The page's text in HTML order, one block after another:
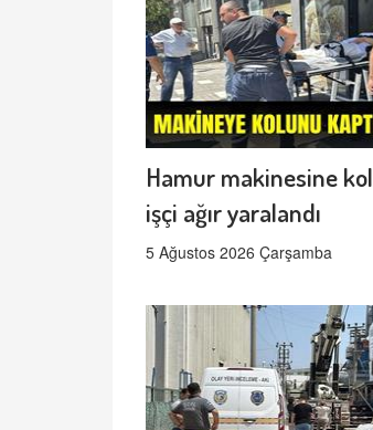
Hamur makinesine
işçi ağır yaralandı
5 Ağustos 2026 Çarşamba